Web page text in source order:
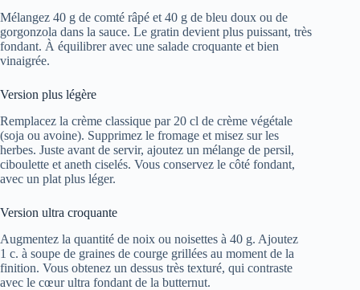
Mélangez 40 g de comté râpé et 40 g de bleu doux ou de
gorgonzola dans la sauce. Le gratin devient plus puissant, très
fondant. À équilibrer avec une salade croquante et bien
vinaigrée.
Version plus légère
Remplacez la crème classique par 20 cl de crème végétale
(soja ou avoine). Supprimez le fromage et misez sur les
herbes. Juste avant de servir, ajoutez un mélange de persil,
ciboulette et aneth ciselés. Vous conservez le côté fondant,
avec un plat plus léger.
Version ultra croquante
Augmentez la quantité de noix ou noisettes à 40 g. Ajoutez
1 c. à soupe de graines de courge grillées au moment de la
finition. Vous obtenez un dessus très texturé, qui contraste
avec le cœur ultra fondant de la butternut.